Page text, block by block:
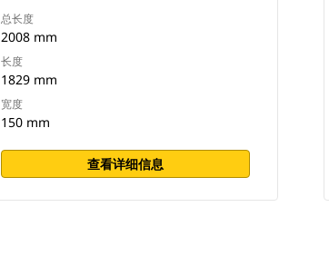
总长度
2008 mm
长度
1829 mm
宽度
150 mm
查看详细信息